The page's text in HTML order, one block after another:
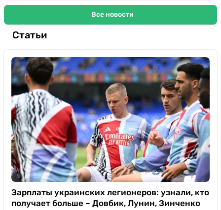
Все новости
Статьи
Зарплаты украинских легионеров: узнали, кто
получает больше – Довбик, Лунин, Зинченко